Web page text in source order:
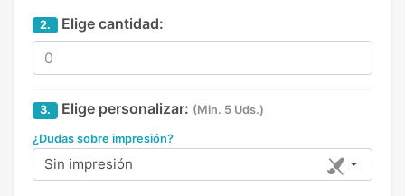
2. Elige cantidad:
3. Elige personalizar: (Min. 5 Uds.)
¿Dudas sobre impresión?
Sin impresión